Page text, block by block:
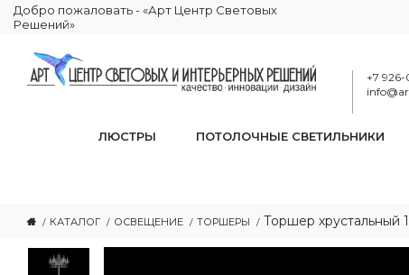
Добро пожаловать - «Арт Центр Световых
Решений»
+7
ЛЮСТРЫ ПОТОЛОЧНЫЕ СВЕТИЛЬНИКИ
КАТАЛОГ ОСВЕЩЕНИЕ ТОРШЕРЫ Торшер хрустальный